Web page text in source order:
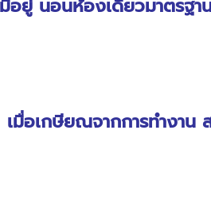
ยู่ นอนห้องเดี่ยวมาตรฐาน
เมื่อเกษียณจากการทำงาน